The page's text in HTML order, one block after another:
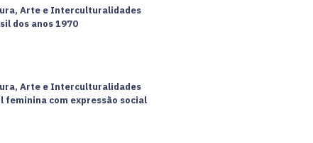
Arte e Interculturalidades
dos anos 1970
Arte e Interculturalidades
com expressão social